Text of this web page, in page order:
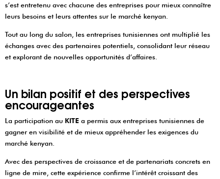
s’est entretenu avec chacune des entreprises pour mieux connaître
leurs besoins et leurs attentes sur le marché kenyan.
Tout au long du salon, les entreprises tunisiennes ont multiplié les
échanges avec des partenaires potentiels, consolidant leur réseau
et explorant de nouvelles opportunités d’affaires.
Un bilan positif et des perspectives
encourageantes
La participation au KITE a permis aux entreprises tunisiennes de
gagner en visibilité et de mieux appréhender les exigences du
marché kenyan.
Avec des perspectives de croissance et de partenariats concrets en
ligne de mire, cette expérience confirme l’intérêt croissant des